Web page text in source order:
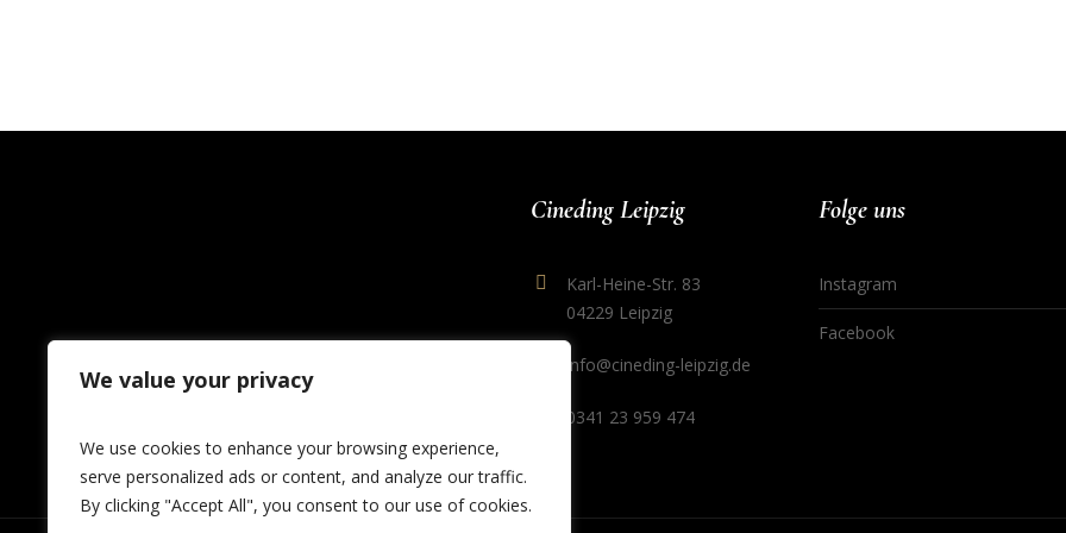
We value your privacy
We use cookies to enhance your browsing experience,
serve personalized ads or content, and analyze our traffic.
By clicking "Accept All", you consent to our use of cookies.
Cineding Leipzig
Karl-Heine-Str. 83
04229 Leipzig
info@cineding-leipzig.de
0341 23 959 474
Folge uns
Instagram
Facebook